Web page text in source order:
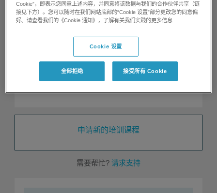
时长 1 day
区域
Intermediate
申请新的培训课程
需要帮忙? 请求支持
Cookie”，即表示您同意上述内容，并同意将该数据与我们的合作伙伴共享（链
接见下方）。您可以随时在我们网站底部的“Cookie 设置”部分更改您的同意偏
好。请查看我们的《Cookie 通知》，了解有关我们实践的更多信息
Cookie 设置
全部拒绝 接受所有 Cookie